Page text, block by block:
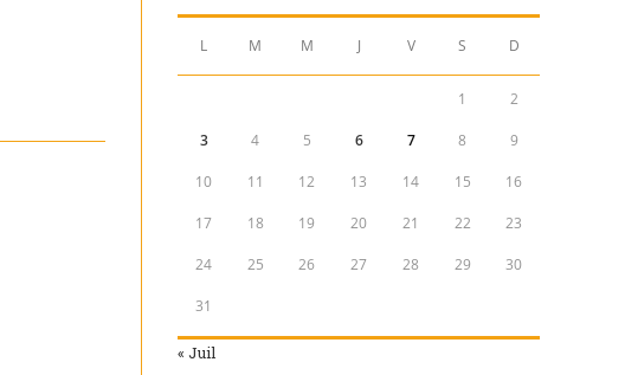
L M M J V S D
1 2
3 4 5 6 7 8 9
10 11 12 13 14 15 16
17 18 19 20 21 22 23
24 25 26 27 28 29 30
31
« Juil